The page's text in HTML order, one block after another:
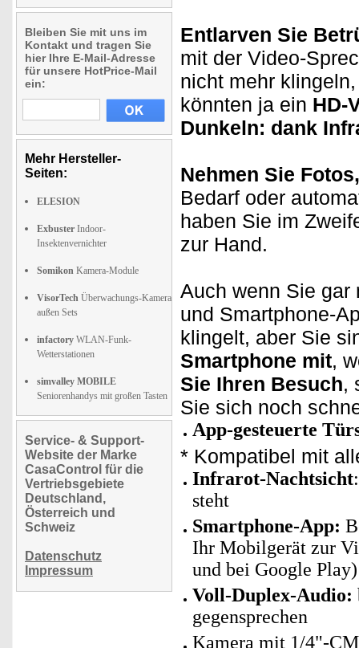
Bleiben Sie mit uns im
Kontakt und tragen Sie
hier Ihre E-Mail-Adresse
für unsere HotPrice-Mail
ein:
Mehr Hersteller-
Seiten:
ELESION
Exbuster Indoor-
Insektenvernichter
Somikon Kamera-Module
VisorTech Überwachungs-Kamera
außen Sets
infactory WLAN-Funk-
Wetterstationen
simvalley MOBILE
Seniorenhandys mit großen Tasten
Service- & Support-
Website der Marke
CasaControl für die
Vertriebsgebiete
Deutschland,
Österreich und
Schweiz
Datenschutz
Impressum
Entlarven Sie
mit der Video-
nicht mehr
könnten ja ein HD-
Dunkeln: dank
Nehmen Sie
Bedarf oder
haben Sie im
zur Hand.
Auch wenn Sie gar
und Smartphone-
klingelt, aber Sie
Smartphone mit,
Sie Ihren Besuch,
Sie sich noch
App-gesteuerte
* Kompatibel mit
Infrarot-Nachtsicht
steht
Smartphone-App:
Ihr Mobilgerät zur
und bei Google Play)
Voll-Duplex-Audio:
gegensprechen
Kamera mit 1/4"-